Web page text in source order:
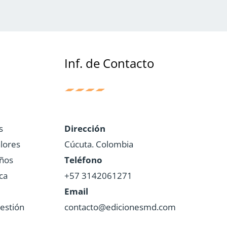
Inf. de Contacto
Dirección
Cúcuta. Colombia
Teléfono
+57 3142061271
Email
contacto@edicionesmd.com